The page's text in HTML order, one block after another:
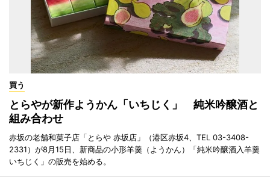
買う
とらやが新作ようかん「いちじく」 純米吟醸酒と
組み合わせ
赤坂の老舗和菓子店「とらや 赤坂店」（港区赤坂4、TEL 03-3408-
2331）が8月15日、新商品の小形羊羹（ようかん）「純米吟醸酒入羊羹
いちじく」の販売を始める。